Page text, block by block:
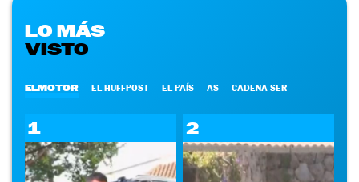
LO MÁS
VISTO
ELMOTOR EL HUFFPOST EL PAÍS AS CADENA SER
1 2